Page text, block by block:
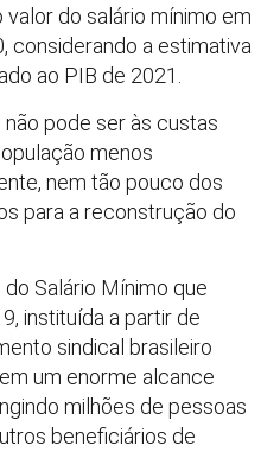
do salário mínimo em
considerando a estimativa
ao PIB de 2021.
pode ser às custas
menos
nem tão pouco dos
para a reconstrução do
Salário Mínimo que
instituída a partir de
sindical brasileiro
um enorme alcance
milhões de pessoas
beneficiários de